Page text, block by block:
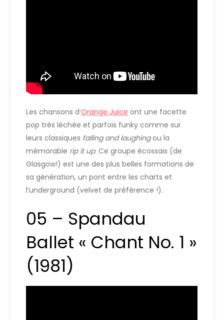
Les chansons d’Orange Juice ont une facette
pop très léchée et parfois funky comme sur
leurs classiques falling and laughingou la
mémorable rip it up. Ce groupe écossais (de
Glasgow!) est une des plus belles formations de
sa génération, un pont entre les charts et
l’underground (velvet de préférence !).
05 – Spandau
Ballet « Chant No. 1 »
(1981)